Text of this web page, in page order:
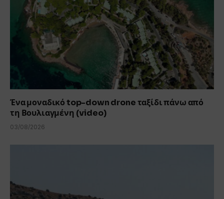
Ένα μοναδικό top-down drone ταξίδι πάνω από
τη Βουλιαγμένη (video)
03/08/2026